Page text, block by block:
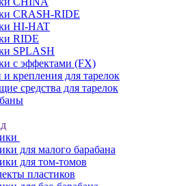
CRASH-RIDE
HI-HAT
RIDE
SPLASH
с эффектами (FX)
крепления для тарелок
средства для тарелок
для малого барабана
для том-томов
пластиков